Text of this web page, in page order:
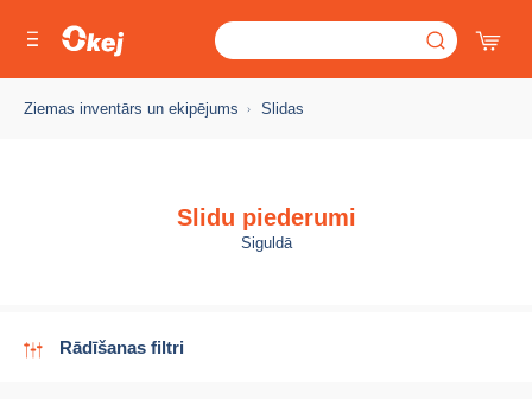
Ziemas inventārs un ekipējums Slidas
Slidu piederumi
Siguldā
Rādīšanas filtri